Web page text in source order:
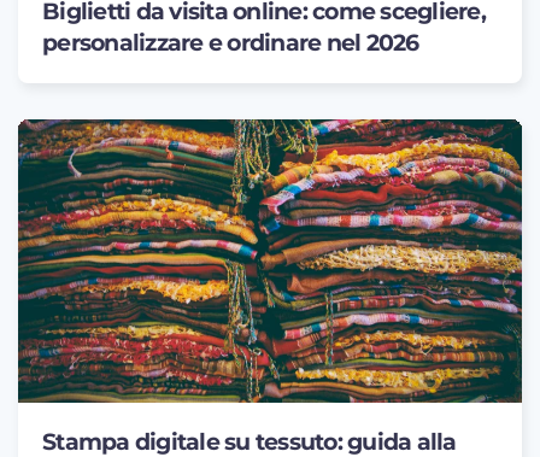
Biglietti da visita online: come scegliere,
personalizzare e ordinare nel 2026
Stampa digitale su tessuto: guida alla